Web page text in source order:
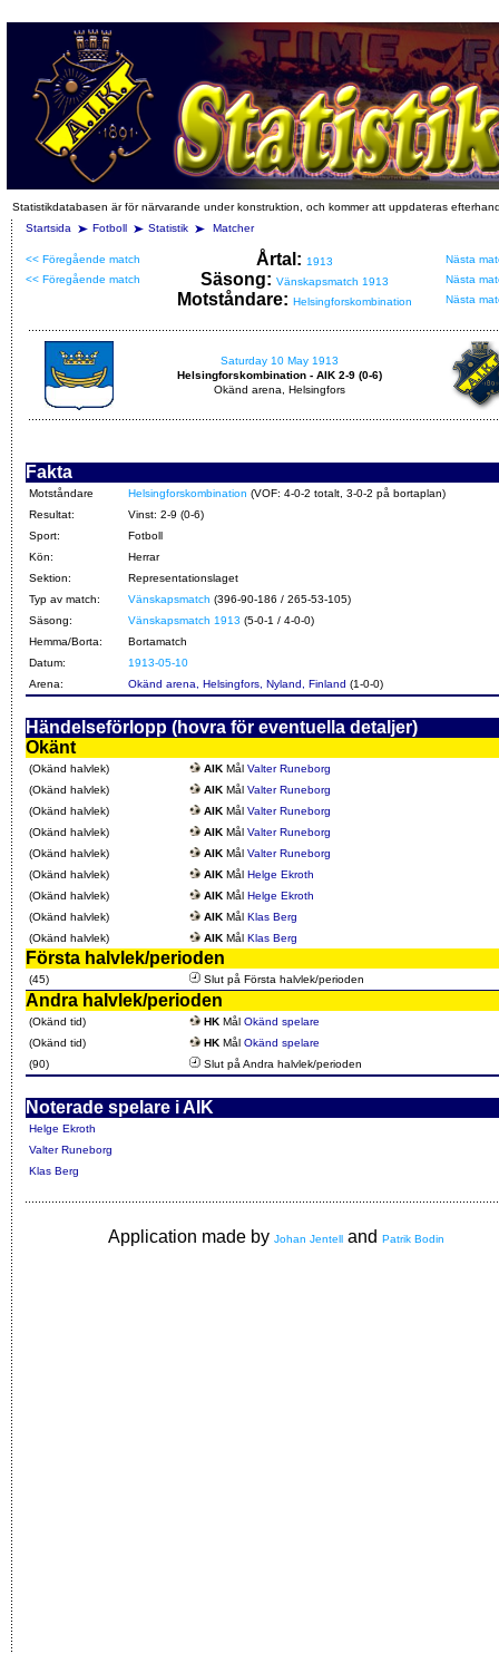
Statistikdatabasen är för närvarande under konstruktion, och kommer att uppdateras
Startsida
Fotboll Statistik Matcher
<< Föregående match Årtal: 1913
Nästa
<< Föregående match
Säsong: Vänskapsmatch 1913 Nästa
Motståndare: Helsingforskombination Nästa
Saturday 10 May 1913
Helsingforskombination - AIK 2-9 (0-6)
Okänd arena, Helsingfors
Fakta
Motståndare Helsingforskombination (VOF: 4-0-2 totalt, 3-0-2 på bortaplan)
Resultat:
Vinst: 2-9 (0-6)
Sport:
Fotboll
Kön:
Herrar
Sektion:
Representationslaget
Typ av match:
Vänskapsmatch (396-90-186 / 265-53-105)
Säsong:
Vänskapsmatch 1913 (5-0-1 / 4-0-0)
Hemma/Borta:
Bortamatch
Datum:
1913-05-10
Arena:
Okänd arena, Helsingfors, Nyland, Finland (1-0-0)
Händelseförlopp (hovra för eventuella detaljer)
Okänt
(Okänd halvlek) AIK Mål Valter Runeborg
(Okänd halvlek)
AIK Mål Valter Runeborg
(Okänd halvlek)
AIK Mål Valter Runeborg
(Okänd halvlek)
AIK Mål Valter Runeborg
(Okänd halvlek)
AIK Mål Valter Runeborg
(Okänd halvlek)
AIK Mål Helge Ekroth
(Okänd halvlek)
AIK Mål Helge Ekroth
(Okänd halvlek)
AIK Mål Klas Berg
(Okänd halvlek)
AIK Mål Klas Berg
Första halvlek/perioden
(45) Slut på Första halvlek/perioden
Andra halvlek/perioden
(Okänd tid) HK Mål Okänd spelare
(Okänd tid)
HK Mål Okänd spelare
(90)
Slut på Andra halvlek/perioden
Noterade spelare i AIK
Helge Ekroth
Valter Runeborg
Klas Berg
Application made by Johan Jentell and Patrik Bodin